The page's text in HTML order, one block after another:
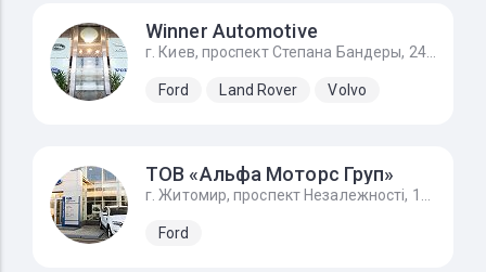
Winner Automotive
г. Киев, проспект Степана Бандеры, 24Д
Ford Land Rover Volvo
ТОВ «Альфа Моторс Груп»
Ford